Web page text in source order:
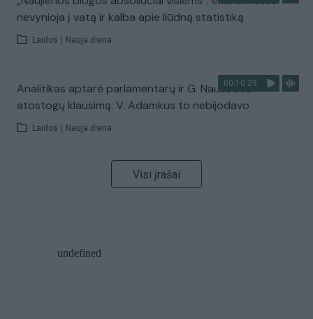
nevynioja į vatą ir kalba apie liūdną statistiką
Laidos Nauja diena
00:10:29
Analitikas aptarė parlamentarų ir G. Nausėdos
atostogų klausimą: V. Adamkus to nebijodavo
Laidos Nauja diena
Visi įrašai